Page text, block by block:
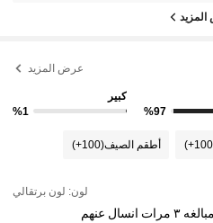
عرض المزيد
%97
كبير
%1
أطقم الصيف(100+)
لون: لون برتقالي
مبالغه ٣ مرات انسال عنهم